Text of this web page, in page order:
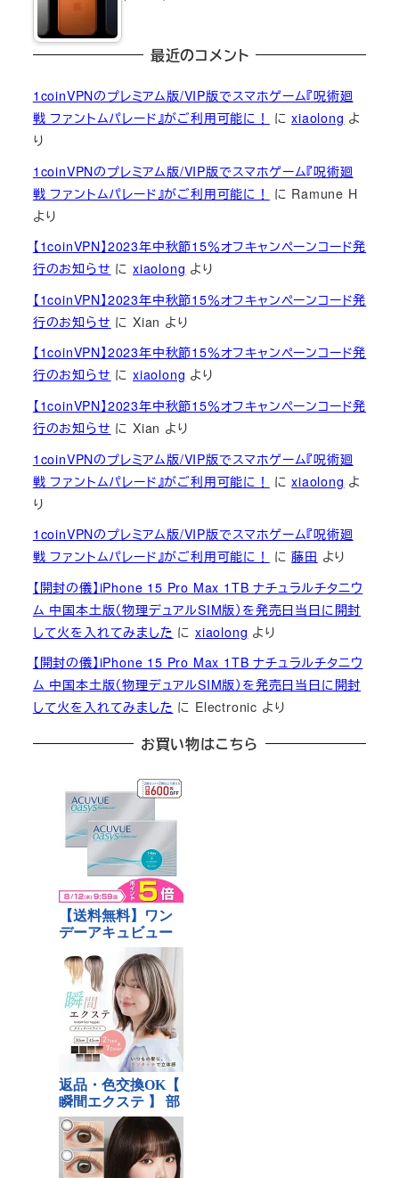
最近のコメント
1coinVPNのプレミアム版/VIP版でスマホゲーム『呪術廻
戦 ファントムパレード』がご利用可能に！
にxiaolong よ
り
1coinVPNのプレミアム版/VIP版でスマホゲーム『呪術廻
戦 ファントムパレード』がご利用可能に！
に Ramune H
より
【1coinVPN】2023年中秋節15％オフキャンペーンコード発
行のお知らせ にxiaolong より
【1coinVPN】2023年中秋節15％オフキャンペーンコード発
行のお知らせ にXian より
【1coinVPN】2023年中秋節15％オフキャンペーンコード発
行のお知らせ にxiaolong より
【1coinVPN】2023年中秋節15％オフキャンペーンコード発
行のお知らせ にXian より
1coinVPNのプレミアム版/VIP版でスマホゲーム『呪術廻
戦 ファントムパレード』がご利用可能に！
にxiaolong よ
り
1coinVPNのプレミアム版/VIP版でスマホゲーム『呪術廻
戦 ファントムパレード』がご利用可能に！
に藤田 より
【開封の儀】iPhone 15 Pro Max 1TB ナチュラルチタニウ
ム 中国本土版（物理デュアルSIM版）を発売日当日に開封
して火を入れてみました にxiaolong より
【開封の儀】iPhone 15 Pro Max 1TB ナチュラルチタニウ
ム 中国本土版（物理デュアルSIM版）を発売日当日に開封
して火を入れてみました に Electronic より
お買い物はこちら